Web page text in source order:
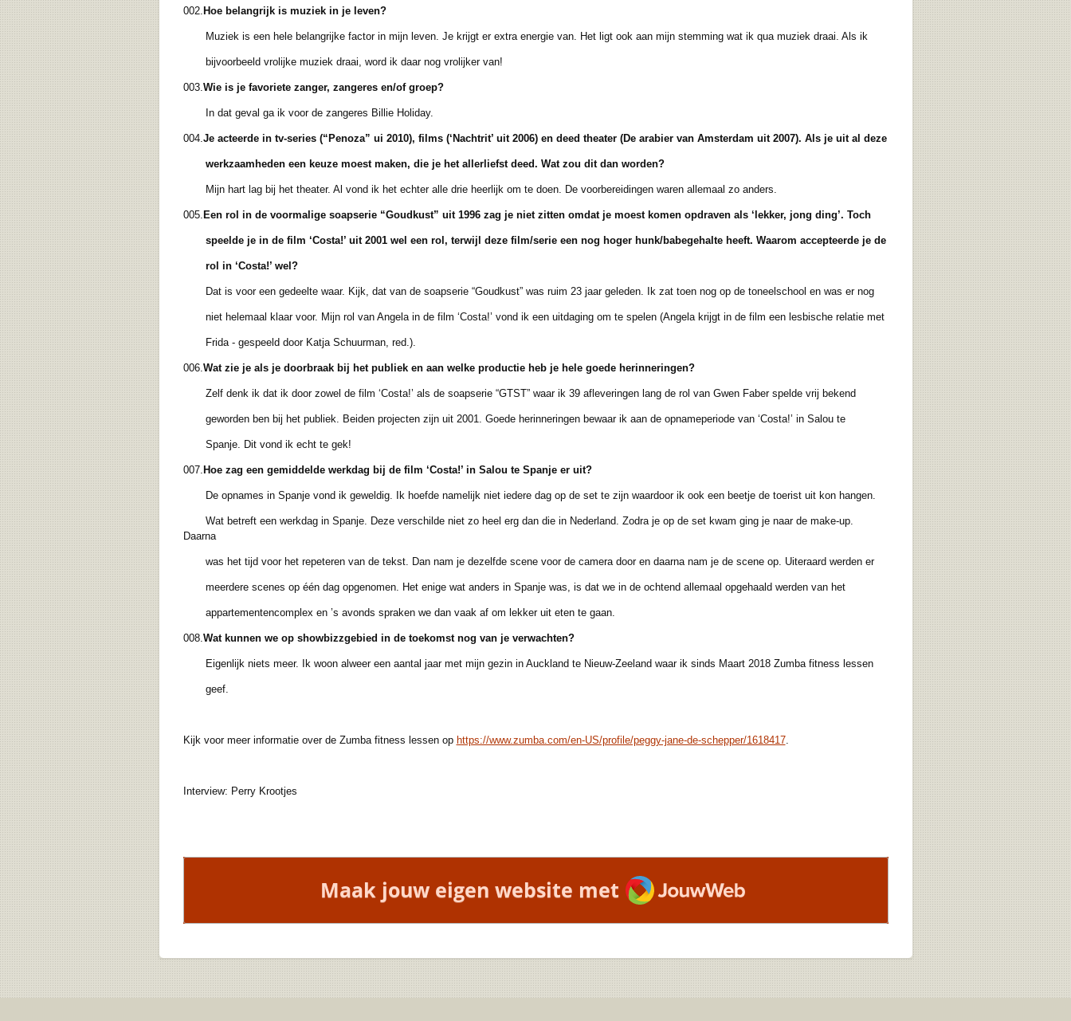
002. Hoe belangrijk is muziek in je leven?
Muziek is een hele belangrijke factor in mijn leven. Je krijgt er extra energie van. Het ligt ook aan mijn stemming wat ik qua muziek draai. Als ik
bijvoorbeeld vrolijke muziek draai, word ik daar nog vrolijker van!
003.Wie is je favoriete zanger, zangeres en/of groep?
In dat geval ga ik voor de zangeres Billie Holiday.
004.Je acteerde in tv-series (“Penoza” ui 2010), films (‘Nachtrit’ uit 2006) en deed theater (De arabier van Amsterdam uit 2007). Als je uit al deze
werkzaamheden een keuze moest maken, die je het allerliefst deed. Wat zou dit dan worden?
Mijn hart lag bij het theater. Al vond ik het echter alle drie heerlijk om te doen. De voorbereidingen waren allemaal zo anders.
005. Een rol in de voormalige soapserie “Goudkust” uit 1996 zag je niet zitten omdat je moest komen opdraven als ‘lekker, jong ding’. Toch
speelde je in de film ‘Costa!’ uit 2001 wel een rol, terwijl deze film/serie een nog hoger hunk/babegehalte heeft. Waarom accepteerde je de
rol in ‘Costa!’ wel?
Dat is voor een gedeelte waar. Kijk, dat van de soapserie “Goudkust” was ruim 23 jaar geleden. Ik zat toen nog op de toneelschool en was er nog
niet helemaal klaar voor. Mijn rol van Angela in de film ‘Costa!’ vond ik een uitdaging om te spelen (Angela krijgt in de film een lesbische relatie met
Frida - gespeeld door Katja Schuurman, red.).
006.Wat zie je als je doorbraak bij het publiek en aan welke productie heb je hele goede herinneringen?
Zelf denk ik dat ik door zowel de film ‘Costa!’ als de soapserie “GTST” waar ik 39 afleveringen lang de rol van Gwen Faber spelde vrij bekend
geworden ben bij het publiek. Beiden projecten zijn uit 2001. Goede herinneringen bewaar ik aan de opnameperiode van ‘Costa!’ in Salou te
Spanje. Dit vond ik echt te gek!
007. Hoe zag een gemiddelde werkdag bij de film ‘Costa!’ in Salou te Spanje er uit?
De opnames in Spanje vond ik geweldig. Ik hoefde namelijk niet iedere dag op de set te zijn waardoor ik ook een beetje de toerist uit kon hangen.
Wat betreft een werkdag in Spanje. Deze verschilde niet zo heel erg dan die in Nederland. Zodra je op de set kwam ging je naar de make-up.
Daarna
was het tijd voor het repeteren van de tekst. Dan nam je dezelfde scene voor de camera door en daarna nam je de scene op. Uiteraard werden er
meerdere scenes op één dag opgenomen. Het enige wat anders in Spanje was, is dat we in de ochtend allemaal opgehaald werden van het
appartementencomplex en ’s avonds spraken we dan vaak af om lekker uit eten te gaan.
008.Wat kunnen we op showbizzgebied in de toekomst nog van je verwachten?
Eigenlijk niets meer. Ik woon alweer een aantal jaar met mijn gezin in Auckland te Nieuw-Zeeland waar ik sinds Maart 2018 Zumba fitness lessen
geef.
Kijk voor meer informatie over de Zumba fitness lessen op https://www.zumba.com/en-US/profile/peggy-jane-de-schepper/1618417.
Interview: Perry Krootjes
Maak jouw eigen website met JouwWeb